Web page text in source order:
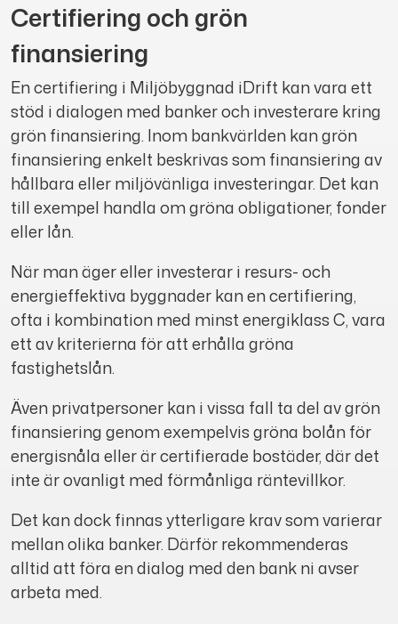
Certifiering och grön
finansiering
En certifiering i Miljöbyggnad iDrift kan vara ett
stöd i dialogen med banker och investerare kring
grön finansiering. Inom bankvärlden kan grön
finansiering enkelt beskrivas som finansiering av
hållbara eller miljövänliga investeringar. Det kan
till exempel handla om gröna obligationer, fonder
eller lån.
När man äger eller investerar i resurs- och
energieffektiva byggnader kan en certifiering,
ofta i kombination med minst energiklass C, vara
ett av kriterierna för att erhålla gröna
fastighetslån.
Även privatpersoner kan i vissa fall ta del av grön
finansiering genom exempelvis gröna bolån för
energisnåla eller är certifierade bostäder, där det
inte är ovanligt med förmånliga räntevillkor.
Det kan dock finnas ytterligare krav som varierar
mellan olika banker. Därför rekommenderas
alltid att föra en dialog med den bank ni avser
arbeta med.